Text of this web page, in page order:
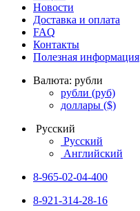
Новости
Доставка и оплата
FAQ
Контакты
Полезная информация
Валюта: рубли
рубли (руб)
доллары ($)
Русский
Русский
Английский
8-965-02-04-400
8-921-314-28-16